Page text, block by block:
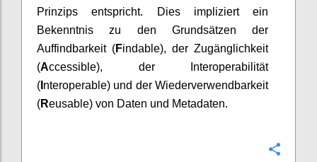
Prinzips entspricht. Dies impliziert ein
Bekenntnis zu den Grundsätzen der
Auffindbarkeit (Findable), der Zugänglichkeit
(Accessible), der Interoperabilität
( nteroperable) und der Wiederverwendbarkeit
(Reusable) von Daten und Metadaten.